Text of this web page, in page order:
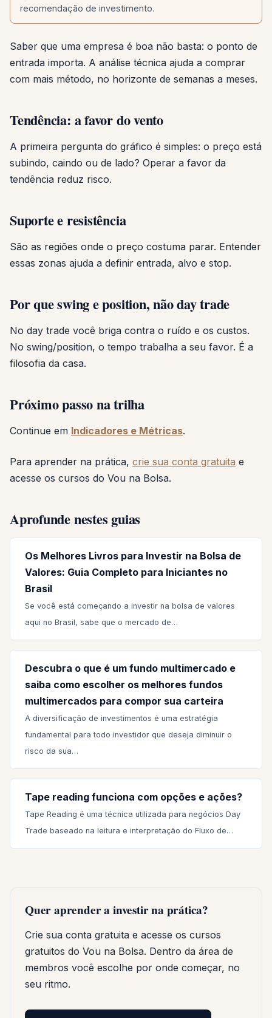
recomendação de investimento.
Saber que uma empresa é boa não basta: o ponto de
entrada importa. A análise técnica ajuda a comprar
com mais método, no horizonte de semanas a meses.
Tendência: a favor do vento
A primeira pergunta do gráfico é simples: o preço está
subindo, caindo ou de lado? Operar a favor da
tendência reduz risco.
Suporte e resistência
São as regiões onde o preço costuma parar. Entender
essas zonas ajuda a definir entrada, alvo e stop.
Por que swing e position, não day trade
No day trade você briga contra o ruído e os custos.
No swing/position, o tempo trabalha a seu favor. É a
filosofia da casa.
Próximo passo na trilha
Continue em Indicadores e Métricas.
Para aprender na prática, crie sua conta gratuita e
acesse os cursos do Vou na Bolsa.
Aprofunde nestes guias
Os Melhores Livros para Investir na Bolsa de
Valores: Guia Completo para Iniciantes no
Brasil
Se você está começando a investir na bolsa de valores
aqui no Brasil, sabe que o mercado de…
Descubra o que é um fundo multimercado e
saiba como escolher os melhores fundos
multimercados para compor sua carteira
A diversificação de investimentos é uma estratégia
fundamental para todo investidor que deseja diminuir o
risco da sua…
Tape reading funciona com opções e ações?
Tape Reading é uma técnica utilizada para negócios Day
Trade baseado na leitura e interpretação do Fluxo de…
Quer aprender a investir na prática?
Crie sua conta gratuita e acesse os cursos
gratuitos do Vou na Bolsa. Dentro da área de
membros você escolhe por onde começar, no
seu ritmo.